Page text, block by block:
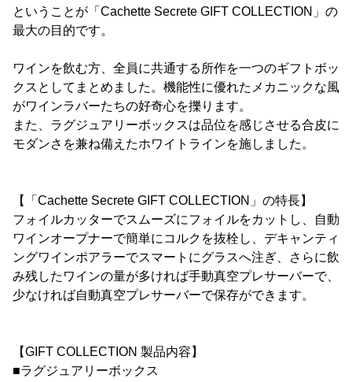
ということが「Cachette Secrete GIFT COLLECTION」の
最大の目的です。
ワインを飲む方、全員に共通する所作を一つのギフトボッ
クスとしてまとめました。機能性に優れたメカニックな風
がワインラバーたちの好奇心を擽ります。
また、ラグジュアリーボックスは品位を感じさせる合皮に
モダンさを兼ね備えたホワイトラインを施しました。
【「Cachette Secrete GIFT COLLECTION」の特長】
フォイルカッターでスムーズにフォイルをカットし、自動
ワインオープナーで簡単にコルクを抜栓し、デキャンティ
ングワインポアラーでスマートにグラスへ注ぎ、さらに飲
み残したワインの量が多ければ手動真空プレサーバーで、
少なければ自動真空プレサーバーで保存ができます。
【GIFT COLLECTION 製品内容】
■ラグジュアリーボックス